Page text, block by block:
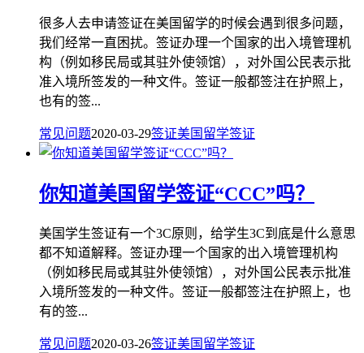
很多人去申请签证在美国留学的时候会遇到很多问题，
我们经常一直困扰。签证办理一个国家的出入境管理机
构（例如移民局或其驻外使领馆），对外国公民表示批
准入境所签发的一种文件。签证一般都签注在护照上，
也有的签...
常见问题2020-03-29签证美国留学签证
你知道美国留学签证“CCC”吗？
美国学生签证有一个3C原则，给学生3C到底是什么意思
都不知道解释。签证办理一个国家的出入境管理机构
（例如移民局或其驻外使领馆），对外国公民表示批准
入境所签发的一种文件。签证一般都签注在护照上，也
有的签...
常见问题2020-03-26签证美国留学签证